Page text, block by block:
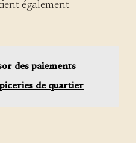
également
des paiements
de quartier